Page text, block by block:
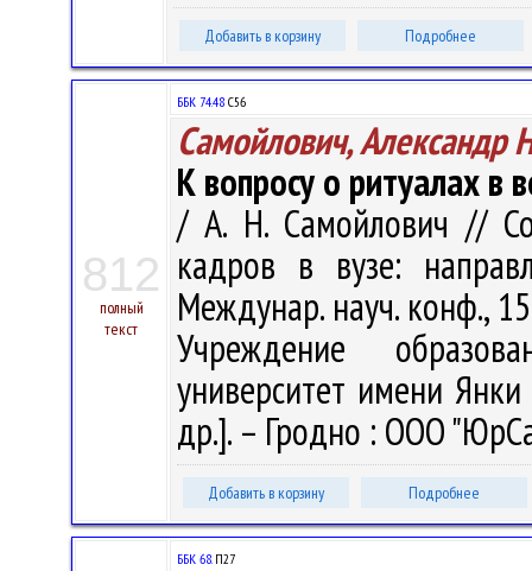
Добавить в корзину Подробнее
812
полный
текст
ББК 74.48 С56
Самойлович, Александр
К вопросу о ритуалах в
/ А. Н. Самойлович //
кадров в вузе:
Междунар. науч. конф.,
Учреждение
университет имени
др.]. – Гродно : ООО
Добавить в корзину Подробнее
ББК 68.П27